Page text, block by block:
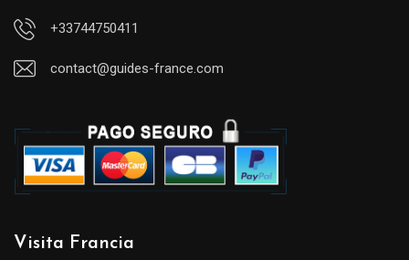
+33744750411
contact@guides-france.com
Visita Francia